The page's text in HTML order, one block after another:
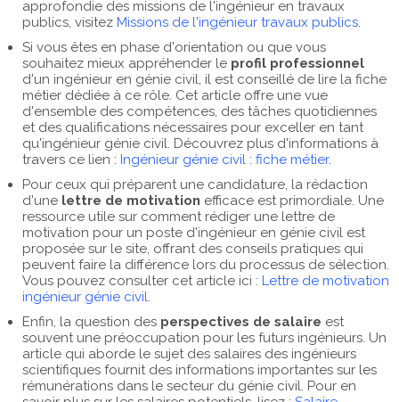
approfondie des missions de l'ingénieur en travaux
publics, visitez Missions de l'ingénieur travaux publics.
Si vous êtes en phase d'orientation ou que vous
souhaitez mieux appréhender le profil professionnel
d'un ingénieur en génie civil, il est conseillé de lire la fiche
métier dédiée à ce rôle. Cet article offre une vue
d'ensemble des compétences, des tâches quotidiennes
et des qualifications nécessaires pour exceller en tant
qu'ingénieur génie civil. Découvrez plus d'informations à
travers ce lien : Ingénieur génie civil : fiche métier.
Pour ceux qui préparent une candidature, la rédaction
d'une lettre de motivation efficace est primordiale. Une
ressource utile sur comment rédiger une lettre de
motivation pour un poste d'ingénieur en génie civil est
proposée sur le site, offrant des conseils pratiques qui
peuvent faire la différence lors du processus de sélection.
Vous pouvez consulter cet article ici : Lettre de motivation
ingénieur génie civil.
Enfin, la question des perspectives de salaire est
souvent une préoccupation pour les futurs ingénieurs. Un
article qui aborde le sujet des salaires des ingénieurs
scientifiques fournit des informations importantes sur les
rémunérations dans le secteur du génie civil. Pour en